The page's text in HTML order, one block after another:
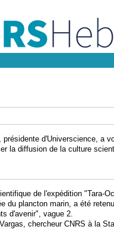
d'Universcience, a
la diffusion de la culture
de l'expédition "Tara-
du plancton marin, a été
d'avenir", vague 2.
chercheur CNRS à la